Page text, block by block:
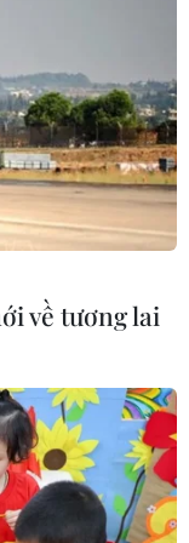
KHÚC THANH
về tương lai